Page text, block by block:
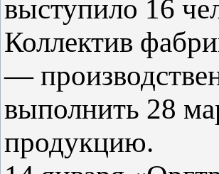
выступило 16
Коллектив
—
выполнить 28
продукцию.